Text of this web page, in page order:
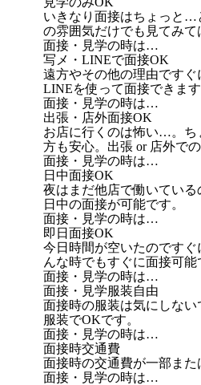
いきなり面接はちょっと…
の雰囲気だけでも見てみて
面接・見学の時は…
写メ・LINEで面接OK
遠方やその他の理由です
LINEを使って面接できます
面接・見学の時は…
出張・店外面接OK
お店に行くのは怖い…。
方も安心。出張 or 店外で
面接・見学の時は…
日中面接OK
夜はまだ他店で働いてい
日中の面接が可能です。
面接・見学の時は…
即日面接OK
今日時間が空いたのです
んな時でもすぐに面接可能
面接・見学の時は…
面接・見学服装自由
面接時の服装は気にしな
服装でOKです。
面接・見学の時は…
面接時交通費
面接時の交通費が一部また
面接・見学の時は…